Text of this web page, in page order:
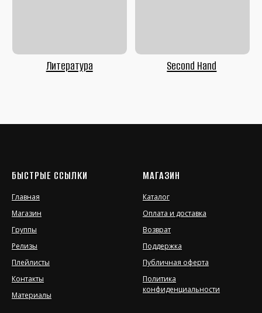
БЫСТРЫЕ ССЫЛКИ
Главная
Магазин
Группы
Релизы
Плейлисты
Контакты
Материалы
МАГАЗИН
Каталог
Оплата и доставка
Возврат
Поддержка
Публичная оферта
Политика
конфиденциальности